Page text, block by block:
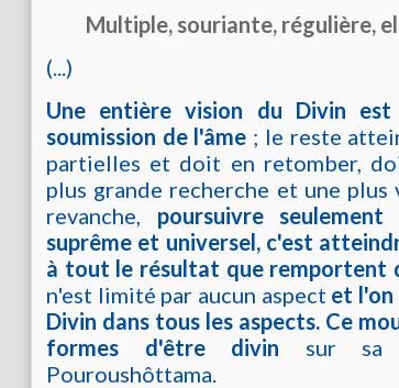
Multiple, souriante, régulière,
(...)
Une entière vision du Divin
soumission de l'âme ; le reste
partielles et doit en retomber,
plus grande recherche et une plus
revanche, poursuivre
suprême et universel, c'est
à tout le résultat que remportent
n'est limité par aucun aspect et
Divin dans tous les aspects. Ce
formes d'être divin sur sa
Pouroushôttama.